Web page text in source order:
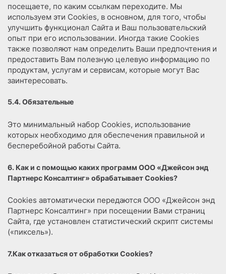
посещаете, по каким ссылкам переходите. Мы
используем эти Cookies, в основном, для того, чтобы
улучшить функционал Сайта и Ваш пользовательский
опыт при его использовании. Иногда такие Cookies
также позволяют нам определить Ваши предпочтения и
предоставить Вам полезную целевую информацию по
продуктам, услугам и сервисам, которые могут Вас
заинтересовать.
5.4. Обязательные
Это минимальный набор Cookies, использование
которых необходимо для обеспечения правильной и
бесперебойной работы Сайта.
6. Как и с помощью каких программ ООО «Джейсон энд
Партнерс Консалтинг» обрабатывает Cookies?
Cookies автоматически передаются ООО «Джейсон энд
Партнерс Консалтинг» при посещении Вами страниц
Сайта, где установлен статистический скрипт системы
(«пиксель»).
7.Как отказаться от обработки Cookies?